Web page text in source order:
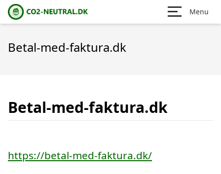
Menu
Betal-med-faktura.dk
Betal-med-faktura.dk
https://betal-med-faktura.dk/